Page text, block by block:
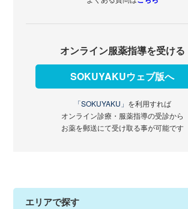
オンライン服薬指導を受ける
SOKUYAKUウェブ版へ
「SOKUYAKU」 を利用すれば
オンライン診療・服薬指導の受診から
お薬を郵送にて受け取る事が可能です
エリアで探す